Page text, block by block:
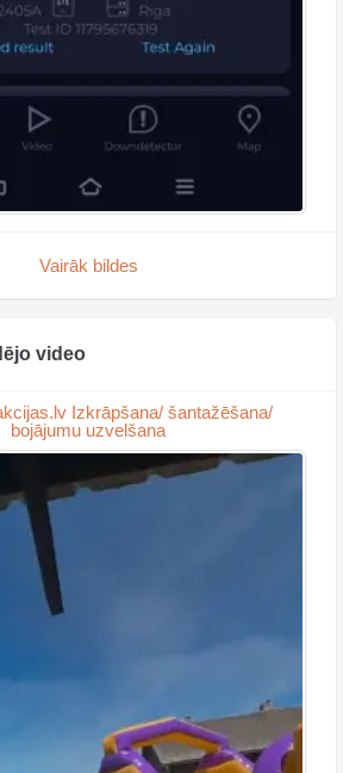
Vairāk bildes
video
Izkrāpšana/ šantažēšana/
bojājumu uzvelšana